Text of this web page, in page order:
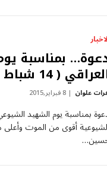
بمناسبة
( 14 شباط )!خالد حسين سلطان
علوان 8 فبراير,2015
أقوى من الموت وأعلى